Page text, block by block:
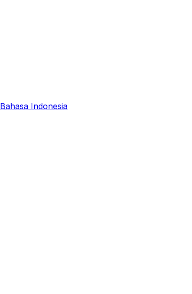
Bahasa Indonesia